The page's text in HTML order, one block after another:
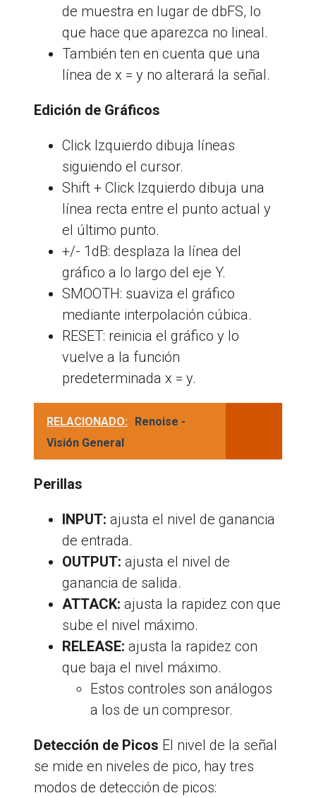
de muestra en lugar de dbFS, lo
que hace que aparezca no lineal.
También ten en cuenta que una
línea de x = y no alterará la señal.
Edición de Gráficos
Click Izquierdo dibuja líneas
siguiendo el cursor.
Shift + Click Izquierdo dibuja una
línea recta entre el punto actual y
el último punto.
+/- 1dB: desplaza la línea del
gráfico a lo largo del eje Y.
SMOOTH: suaviza el gráfico
mediante interpolación cúbica.
RESET: reinicia el gráfico y lo
vuelve a la función
predeterminada x = y.
RELACIONADO:
Renoise -
Visión General
Perillas
INPUT: ajusta el nivel de ganancia
de entrada.
OUTPUT: ajusta el nivel de
ganancia de salida.
ATTACK: ajusta la rapidez con que
sube el nivel máximo.
RELEASE: ajusta la rapidez con
que baja el nivel máximo.
Estos controles son análogos
a los de un compresor.
Detección de Picos El nivel de la señal
se mide en niveles de pico, hay tres
modos de detección de picos: